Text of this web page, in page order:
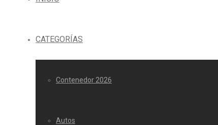
CATEGORÍAS
Contenedor 2026
Autos